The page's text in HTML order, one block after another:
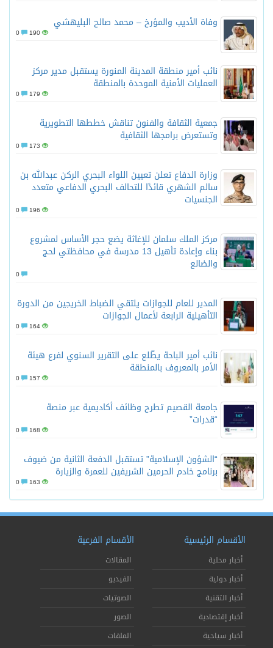
وفاة الأديب والمؤرخ – محمد صالح البليهشي
190
نائب أمير منطقة المدينة المنورة يستقبل مدير مركز
العمليات الأمنية الموحدة بالمنطقة
179
جمعية الثقافة والفنون تناقش خططها التطويرية
وتستعرض برامجها الثقافية
173
وزارة الدفاع تعلن تعيين اللواء البحري الركن عبدالله بن
سالم الشهري قائدًا للتحالف البحري الدفاعي متعدد
الجنسيات
196
مركز الملك سلمان للإغاثة يضع حجر الأساس لمشروع
بناء وإعادة تأهيل 13 مدرسة في محافظتي لحج
والضالع
المدير للعام للجوازات يلتقي الضباط الخريجين من الدورة
التأهيلية الرابعة لأعمال الجوازات
164
نائب أمير الباحة يطّلع على التقرير السنوي لفرع هيئة
الأمر بالمعروف بالمنطقة
157
جامعة القصيم تطرح وظائف أكاديمية عبر منصة
“قدرات”
168
“الشؤون الإسلامية” تستقبل الدفعة الثانية من ضيوف
برنامج خادم الحرمين الشريفين للعمرة والزيارة
163
الأقسام الرئيسية
أخبار محلية
أخبار دولية
أخبار التقنية
أخبار إقتصادية
أخبار سياحية
الأقسام الفرعية
المقالات
الفيديو
الصوتيات
الصور
الملفات